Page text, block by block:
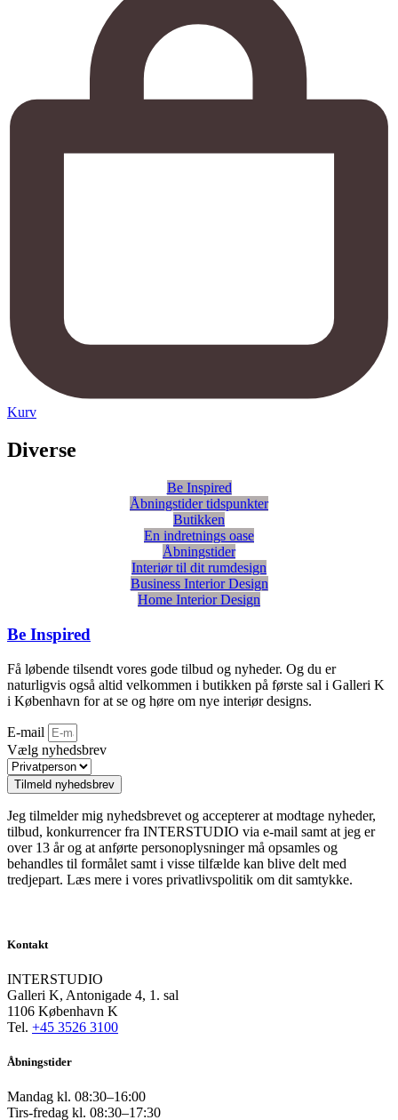
Kurv
Diverse
Be Inspired
Åbningstider tidspunkter
Butikken
En indretnings oase
Åbningstider
Interiør til dit rumdesign
Business Interior Design
Home Interior Design
Be Inspired
Få løbende tilsendt vores gode tilbud og nyheder. Og du er
naturligvis også altid velkommen i butikken på første sal i Galleri K
i København for at se og høre om nye interiør designs.
E-mail
Vælg nyhedsbrev
Tilmeld nyhedsbrev
Jeg tilmelder mig nyhedsbrevet og accepterer at modtage nyheder,
tilbud, konkurrencer fra INTERSTUDIO via e-mail samt at jeg er
over 13 år og at anførte personoplysninger må opsamles og
behandles til formålet samt i visse tilfælde kan blive delt med
tredjepart. Læs mere i vores privatlivspolitik om dit samtykke.
Kontakt
INTERSTUDIO
Galleri K, Antonigade 4, 1. sal
1106 København K
Tel. +45 3526 3100
Åbningstider
Mandag kl. 08:30–16:00
Tirs-fredag kl. 08:30–17:30